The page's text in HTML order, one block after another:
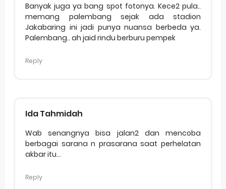
Banyak juga ya bang spot fotonya. Kece2 pula..
memang palembang sejak ada stadion
Jakabaring ini jadi punya nuansa berbeda ya.
Palembang.. ah jaid rindu berburu pempek
Reply
Ida Tahmidah
Wab senangnya bisa jalan2 dan mencoba
berbagai sarana n prasarana saat perhelatan
akbar itu...
Reply